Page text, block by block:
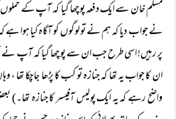
مسلم خان سے ایک دفعہ پوچھا گیا کہ آپ کے
نے جواب دیا کہ ہم نے تو لوگوں کو آگاہ کیا ہوا
پر رہیں! اسی طرح جب ان سے پوچھا گیا کہ آپ نے تو
ان کا جواب یہ تھا کہ جنازہ تو کب کا پڑھا جاچکا تھا ،
واضح رہے کہ یہ ایک پولیس آفیسر کا جنازہ